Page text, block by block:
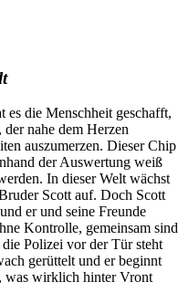
die Menschheit geschafft,
nahe dem Herzen
auszumerzen. Dieser Chip
der Auswertung weiß
In dieser Welt wächst
Scott auf. Doch Scott
er und seine Freunde
Kontrolle, gemeinsam sind
Polizei vor der Tür steht
gerüttelt und er beginnt
was wirklich hinter Vront